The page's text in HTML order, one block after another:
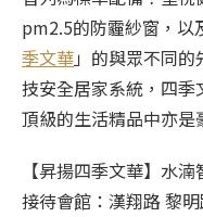
pm2.5的防霾紗窗，以
季文華」的與眾不同
技安全居家系統，四
頂級的生活精品中亦是
【昇揚四季文華】水
接待會館：漢翔路 黎